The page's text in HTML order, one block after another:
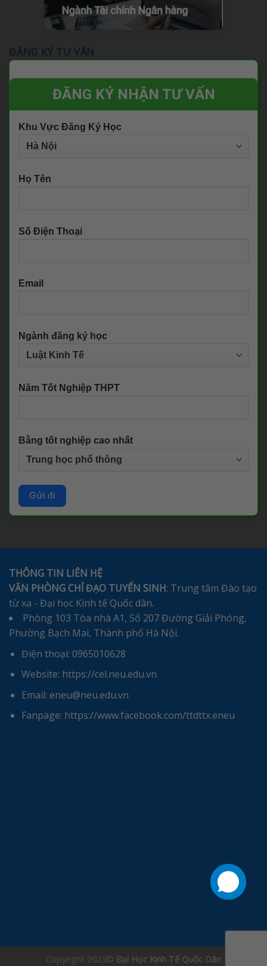
ĐĂNG KÝ TƯ VẤN
ĐĂNG KÝ NHẬN TƯ VẤN
Khu Vực Đăng Ký Học
Họ Tên
Số Điện Thoại
Email
Ngành đăng ký học
Năm Tốt Nghiệp THPT
Bằng tốt nghiệp cao nhất
THÔNG TIN LIÊN HỆ
VĂN PHÒNG CHỈ ĐẠO TUYỂN SINH: Trung tâm Đào tạo
từ xa - Đại học Kinh tế Quốc dân.
Phòng 103 Tòa nhà A1, Số 207 Đường Giải Phóng,
Phường Bạch Mai, Thành phố Hà Nội.
Điện thoại: 0965010628
Website: https://cel.neu.edu.vn
Email: eneu@neu.edu.vn
Fanpage: https://www.facebook.com/ttdttx.eneu
Copyright 2025© Đại Học Kinh Tế Quốc Dân